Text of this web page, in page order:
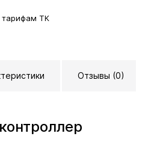
тарифам ТК
Отзывы (0)